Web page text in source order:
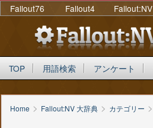
Fallout76 Fallout4 Fallout:NV
TOP 用語検索 アンケート
Home > Fallout:NV 大辞典 > カテゴリー >